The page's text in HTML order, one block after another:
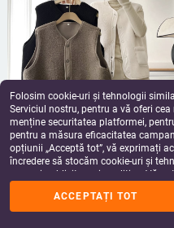
Vestă cardigan pentru femei,
decolteu în V, croială dreaptă,
toamnă-iarna 2024, poliester
225.81Lei
add_shopping_cart
Folosim cookie-uri și tehnologii
Serviciul nostru, pentru a vă oferi
menține securitatea platformei,
pentru a măsura eficacitatea
opțiunii „Acceptă tot”, vă exprimați
încredere să stocăm cookie-uri și
scopuri publicitare și analitice. Vă
făcând clic pe „Gestionează
rugăm să consultațiPolitica noastră
ACCEPTAȚI TOT